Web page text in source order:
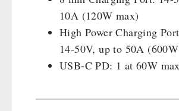
10A (120W max)
High Power Charging
14-50V, up to 50A
USB-C PD: 1 at 60W max